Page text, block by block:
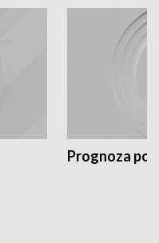
Prognoza